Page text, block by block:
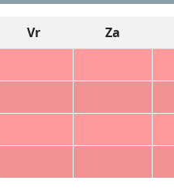
Vr
Za